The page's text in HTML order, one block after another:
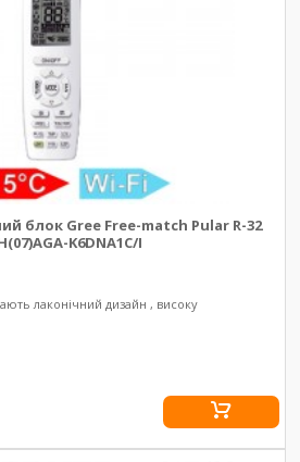
блок Gree Free-match Pular R-32
K6DNA1C/I
лаконічний дизайн , високу